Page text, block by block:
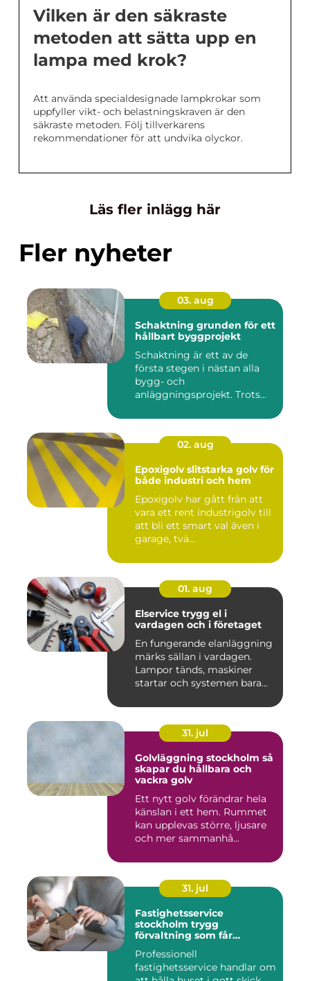
Vilken är den säkraste
metoden att sätta upp en
lampa med krok?
Att använda specialdesignade lampkrokar som
uppfyller vikt- och belastningskraven är den
säkraste metoden. Följ tillverkarens
rekommendationer för att undvika olyckor.
Läs fler inlägg här
Fler nyheter
03. aug
Schaktning grunden för ett
hållbart byggprojekt
Schaktning är ett av de
första stegen i nästan alla
bygg- och
anläggningsprojekt. Trots
02. aug
Epoxigolv slitstarka golv för
både industri och hem
Epoxigolv har gått från att
vara ett rent industrigolv till
att bli ett smart val även i
garage, tvä...
01. aug
Elservice trygg el i
vardagen och i företaget
En fungerande elanläggning
märks sällan i vardagen.
Lampor tänds, maskiner
startar och systemen bara...
31. jul
Golvläggning stockholm så
skapar du hållbara och
vackra golv
Ett nytt golv förändrar hela
känslan i ett hem. Rummet
kan upplevas större, ljusare
och mer sammanhå...
31. jul
Fastighetsservice
stockholm trygg
förvaltning som får
Professionell
fastighetsservice handlar om